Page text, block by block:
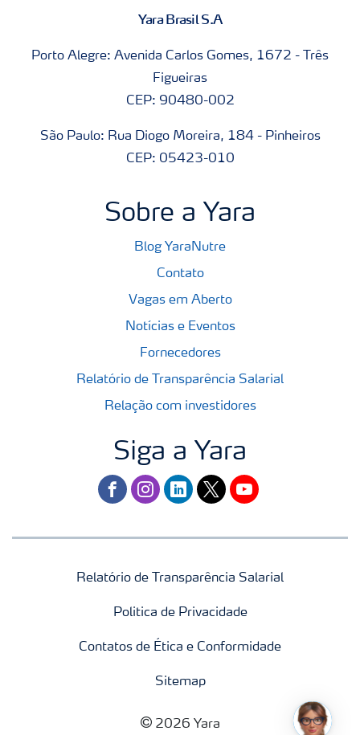
Yara Brasil S.A
Porto Alegre: Avenida Carlos Gomes, 1672 - Três
Figueiras
CEP: 90480-002
São Paulo: Rua Diogo Moreira, 184 - Pinheiros
CEP: 05423-010
Sobre a Yara
Blog YaraNutre
Contato
Vagas em Aberto
Notícias e Eventos
Fornecedores
Relatório de Transparência Salarial
Relação com investidores
Siga a Yara
facebookinstagram
linkedintwitteryoutube
Relatório de Transparência Salarial
Politica de Privacidade
Contatos de Ética e Conformidade
Sitemap
2026 Yara